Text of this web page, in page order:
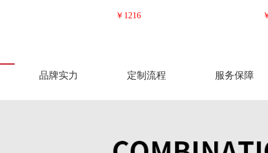
￥1216
品牌实力 定制流程 服务保障